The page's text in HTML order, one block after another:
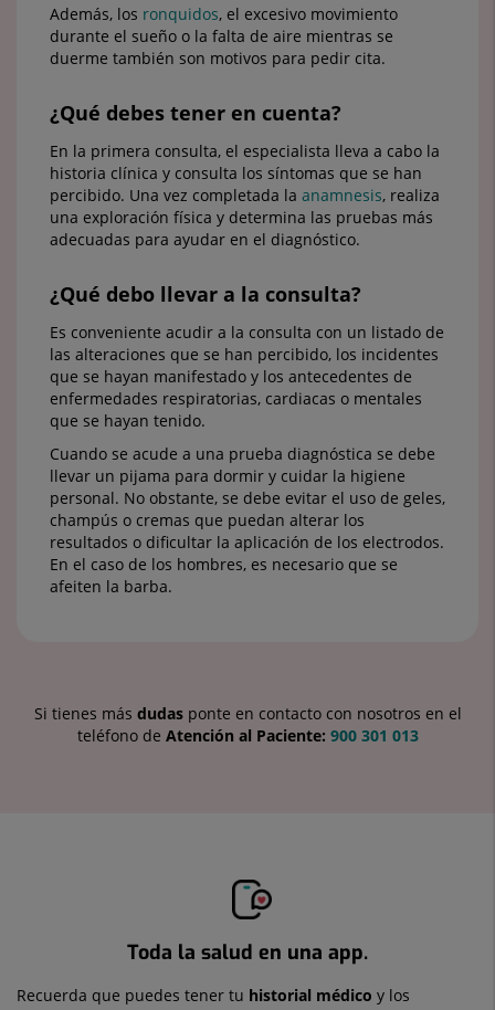
Además, los ronquidos, el excesivo movimiento
durante el sueño o la falta de aire mientras se
duerme también son motivos para pedir cita.
¿Qué debes tener en cuenta?
En la primera consulta, el especialista lleva a cabo la
historia clínica y consulta los síntomas que se han
percibido. Una vez completada la anamnesis, realiza
una exploración física y determina las pruebas más
adecuadas para ayudar en el diagnóstico.
¿Qué debo llevar a la consulta?
Es conveniente acudir a la consulta con un listado de
las alteraciones que se han percibido, los incidentes
que se hayan manifestado y los antecedentes de
enfermedades respiratorias, cardiacas o mentales
que se hayan tenido.
Cuando se acude a una prueba diagnóstica se debe
llevar un pijama para dormir y cuidar la higiene
personal. No obstante, se debe evitar el uso de geles,
champús o cremas que puedan alterar los
resultados o dificultar la aplicación de los electrodos.
En el caso de los hombres, es necesario que se
afeiten la barba.
Si tienes más dudasponte en contacto con nosotros en el
teléfono de Atención al Paciente: 900 301 013
Toda la salud en una app.
Recuerda que puedes tener tu historial médico y los